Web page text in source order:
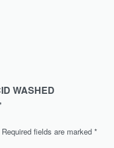
WASHED
Required fields are marked *